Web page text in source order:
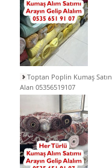
Toptan Poplin Kumaş Satın
Alan 05356519107